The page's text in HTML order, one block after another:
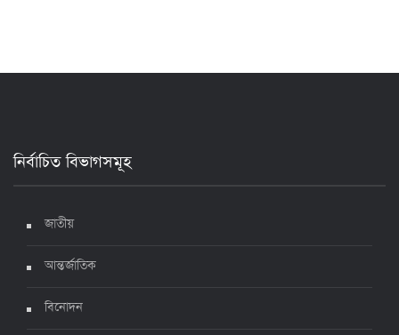
নির্বাচিত বিভাগসমূহ
জাতীয়
আন্তর্জাতিক
বিনোদন